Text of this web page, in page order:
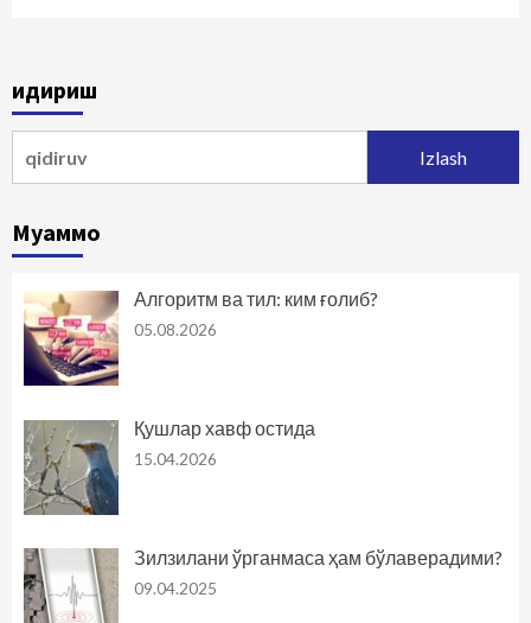
Қидириш
Муаммо
Алгоритм ва тил: ким ғолиб?
05.08.2026
Қушлар хавф остида
15.04.2026
Зилзилани ўрганмаса ҳам бўлаверадими?
09.04.2025